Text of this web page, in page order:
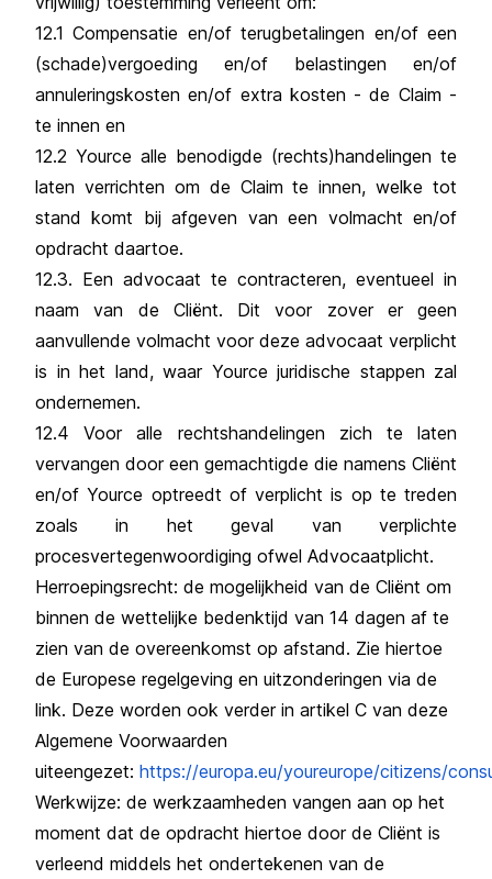
12.1 Compensatie en/of terugbetalingen en/of een
(schade)vergoeding en/of belastingen en/of
annuleringskosten en/of extra kosten - de Claim -
te innen en
12.2 Yource alle benodigde (rechts)handelingen te
laten verrichten om de Claim te innen, welke tot
stand komt bij afgeven van een volmacht en/of
opdracht daartoe.
12.3. Een advocaat te contracteren, eventueel in
naam van de Cliënt. Dit voor zover er geen
aanvullende volmacht voor deze advocaat verplicht
is in het land, waar Yource juridische stappen zal
ondernemen.
12.4 Voor alle rechtshandelingen zich te laten
vervangen door een gemachtigde die namens Cliënt
en/of Yource optreedt of verplicht is op te treden
zoals in het geval van verplichte
procesvertegenwoordiging ofwel Advocaatplicht.
Herroepingsrecht: de mogelijkheid van de Cliënt om
binnen de wettelijke bedenktijd van 14 dagen af te
zien van de overeenkomst op afstand. Zie hiertoe
de Europese regelgeving en uitzonderingen via de
link. Deze worden ook verder in artikel C van deze
Algemene Voorwaarden
uiteengezet: https://europa.eu/youreurope/citizens/
Werkwijze: de werkzaamheden vangen aan op het
moment dat de opdracht hiertoe door de Cliënt is
verleend middels het ondertekenen van de